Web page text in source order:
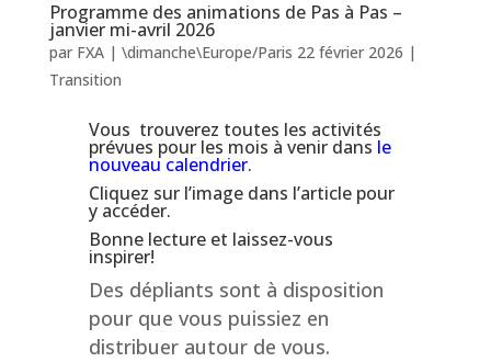
Programme des animations de Pas à Pas –
janvier mi-avril 2026
par FXA| \dimanche\Europe/Paris 22 février 2026 |
Transition
Vous trouverez toutes les activités
prévues pour les mois à venir dans le
nouveau calendrier.
Cliquez sur l’image dans l’article pour
y accéder.
Bonne lecture et laissez-vous
inspirer!
Des dépliants sont à disposition
pour que vous puissiez en
distribuer autour de vous.